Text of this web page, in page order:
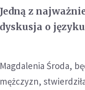
Jedną z
dyskusja o
Magdalenia Środa,
mężczyzn,